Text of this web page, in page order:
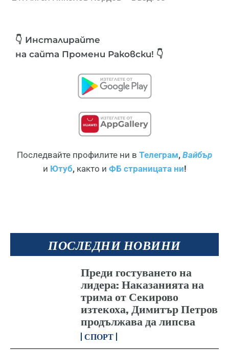
ПОСЛЕДНИ НОВИНИ
Преди гостуването на
лидера: Наказанията на
трима от Секирово
изтекоха, Димитър Петров
продължава да липсва
СПОРТ
👇 Инсталирайте
на сайта Промени Раковски! 👇
Последвайте профилите ни в Телеграм, Вайбър
и Ютуб, както и ФБ страницата ни!